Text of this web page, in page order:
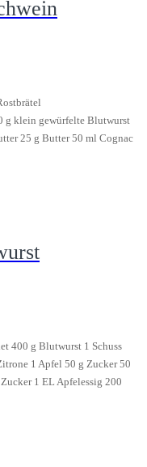
g klein gewürfelte Blutwurst
25 g Butter 50 ml Cognac
400 g Blutwurst 1 Schuss
1 Apfel 50 g Zucker 50
1 EL Apfelessig 200